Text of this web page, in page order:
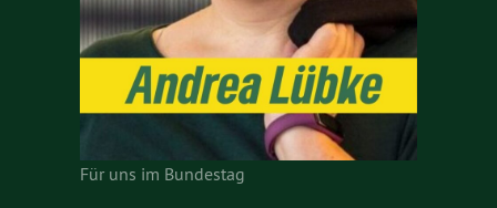
Für uns im Bundestag